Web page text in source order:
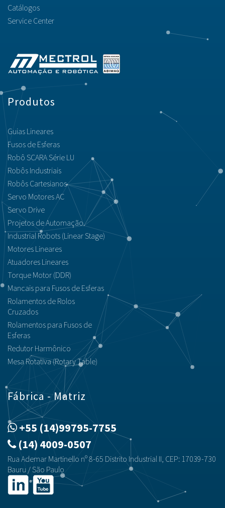
Catálogos
Service Center
Produtos
Guias Lineares
Fusos de Esferas
Robô SCARA Série LU
Robôs Industriais
Robôs Cartesianos
Servo Motores AC
Servo Drive
Projetos de Automação
Industrial Robots (Linear Stage)
Motores Lineares
Atuadores Lineares
Torque Motor (DDR)
Mancais para Fusos de Esferas
Rolamentos de Rolos
Cruzados
Rolamentos para Fusos de
Esferas
Redutor Harmônico
Mesa Rotativa (Rotary Table)
Fábrica - Matriz
+55 (14)99795-7755
(14) 4009-0507
Rua Ademar Martinello nº 8-65 Distrito Industrial II, CEP: 17039-730
Bauru / São Paulo